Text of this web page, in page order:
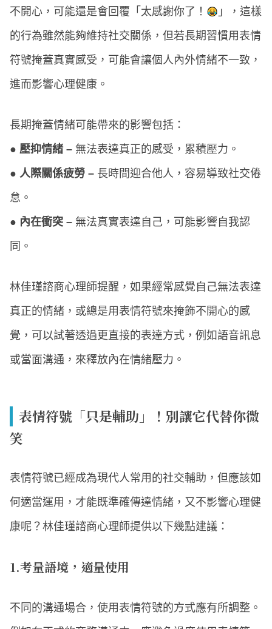
不開心，可能還是會回覆「太感謝你了！
」，這樣
的行為雖然能夠維持社交關係，但若長期習慣用表情
符號掩蓋真實感受，可能會讓個人內外情緒不一致，
進而影響心理健康。
長期掩蓋情緒可能帶來的影響包括：
● 壓抑情緒 – 無法表達真正的感受，累積壓力。
● 人際關係疲勞 – 長時間迎合他人，容易導致社交倦
怠。
● 內在衝突 – 無法真實表達自己，可能影響自我認
同。
林佳瑾諮商心理師提醒，如果經常感覺自己無法表達
真正的情緒，或總是用表情符號來掩飾不開心的感
覺，可以試著透過更直接的表達方式，例如語音訊息
或當面溝通，來釋放內在情緒壓力。
表情符號「只是輔助」！別讓它代替你微
笑
表情符號已經成為現代人常用的社交輔助，但應該如
何適當運用，才能既準確傳達情緒，又不影響心理健
康呢？林佳瑾諮商心理師提供以下幾點建議：
1.考量語境，適量使用
不同的溝通場合，使用表情符號的方式應有所調整。